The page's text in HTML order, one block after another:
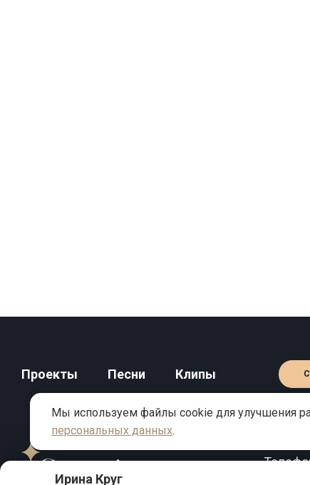
Ирина Круг
Проекты Песни Клипы
Мы используем файлы cookie для улучшения
персональных данных.